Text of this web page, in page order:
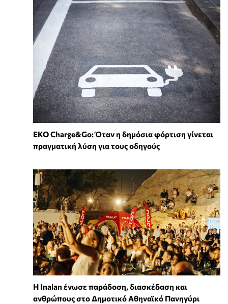
EKO Charge&Go: Όταν η δημόσια φόρτιση γίνεται
πραγματική λύση για τους οδηγούς
Η Inalan ένωσε παράδοση, διασκέδαση και
ανθρώπους στο Δημοτικό Αθηναϊκό Πανηγύρι